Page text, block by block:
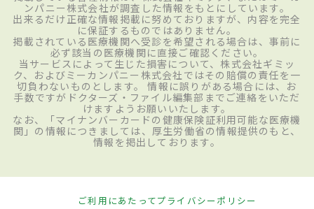
ンパニー株式会社が調査した情報をもとにしています。
出来るだけ正確な情報掲載に努めておりますが、内容を完全
に保証するものではありません。
掲載されている医療機関へ受診を希望される場合は、事前に
必ず該当の医療機関に直接ご確認ください。
当サービスによって生じた損害について、株式会社ギミッ
ク、およびミーカンパニー株式会社ではその賠償の責任を一
切負わないものとします。 情報に誤りがある場合には、お
手数ですがドクターズ・ファイル編集部までご連絡をいただ
けますようお願いいたします。
なお、「マイナンバーカードの健康保険証利用可能な医療機
関」の情報につきましては、厚生労働省の情報提供のもと、
情報を掲出しております。
ご利用にあたってプライバシーポリシー